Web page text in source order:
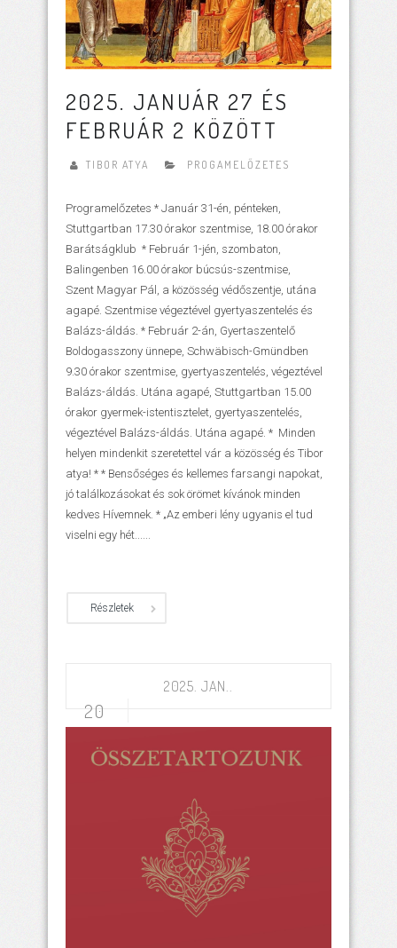
2025. JANUÁR 27 ÉS
FEBRUÁR 2 KÖZÖTT
TIBOR ATYA PROGAMELŐZETES
Programelőzetes * Január 31-én, pénteken,
Stuttgartban 17.30 órakor szentmise, 18.00 órakor
Barátságklub * Február 1-jén, szombaton,
Balingenben 16.00 órakor búcsús-szentmise,
Szent Magyar Pál, a közösség védőszentje, utána
agapé. Szentmise végeztével gyertyaszentelés és
Balázs-áldás. * Február 2-án, Gyertaszentelő
Boldogasszony ünnepe, Schwäbisch-Gmündben
9.30 órakor szentmise, gyertyaszentelés, végeztével
Balázs-áldás. Utána agapé, Stuttgartban 15.00
órakor gyermek-istentisztelet, gyertyaszentelés,
végeztével Balázs-áldás. Utána agapé. * Minden
helyen mindenkit szeretettel vár a közösség és Tibor
atya! * * Bensőséges és kellemes farsangi napokat,
jó találkozásokat és sok örömet kívánok minden
kedves Hívemnek. * „Az emberi lény ugyanis el tud
viselni egy hét......
Részletek
2025. JAN..
20